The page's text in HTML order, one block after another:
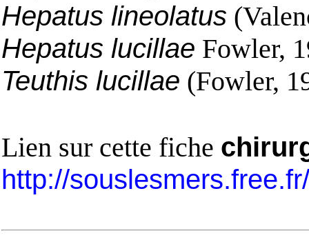
Hepatus lineolatus
Hepatus lucillae Fowler,
Teuthis lucillae (Fowler,
Lien sur cette fiche
http://